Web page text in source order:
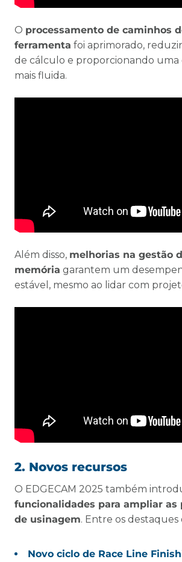
O processamento de caminhos
ferramenta foi aprimorado,
de cálculo e proporcionando uma
mais fluida.
Além disso, melhorias na gestão
memória garantem um
estável, mesmo ao lidar com
2. Novos recursos
O EDGECAM 2025 também
funcionalidades para ampliar as
de usinagem. Entre os destaques
Novo ciclo de Race Line